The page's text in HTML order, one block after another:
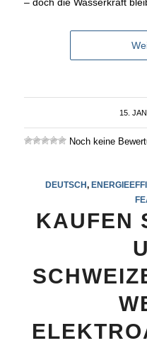
15. /
Noch keine
DEUTSCH,
KAUFEN